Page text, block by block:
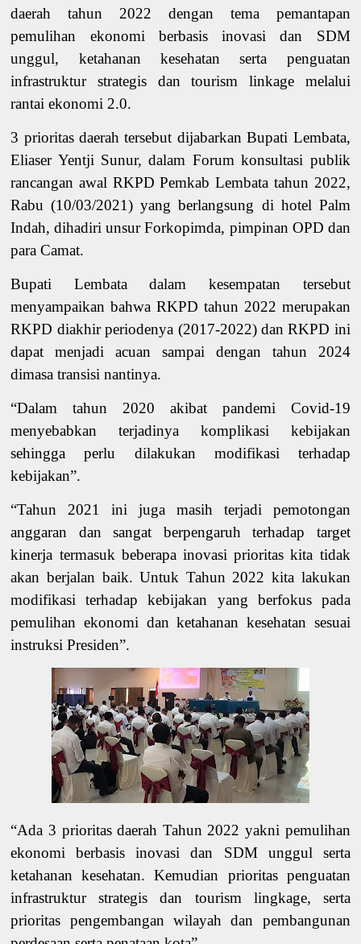
daerah tahun 2022 dengan tema pemantapan
pemulihan ekonomi berbasis inovasi dan SDM
unggul, ketahanan kesehatan serta penguatan
infrastruktur strategis dan tourism linkagemelalui
rantai ekonomi 2.0.
3 prioritas daerah tersebut dijabarkan Bupati Lembata,
Eliaser Yentji Sunur, dalam Forum konsultasi publik
rancangan awal RKPD Pemkab Lembata tahun 2022,
Rabu (10/03/2021) yang berlangsung di hotel Palm
Indah, dihadiri unsur Forkopimda, pimpinan OPD dan
para Camat.
Bupati Lembata dalam kesempatan tersebut
menyampaikan bahwaRKPD tahun 2022 merupakan
RKPD diakhirperiodenya (2017-2022) dan RKPD ini
dapat menjadi acuan sampai dengan tahun 2024
dimasatransisi nantinya.
“Dalam tahun 2020 akibat pandemi Covid-19
menyebabkanterjadinya komplikasi kebijakan
sehinggaperlu dilakukan modifikasi terhadap
kebijakan”.
“Tahun 2021 ini juga masih terjadi pemotongan
anggaran dan sangat berpengaruh terhadap target
kinerja termasuk beberapa inovasi prioritas kita tidak
akan berjalan baik. Untuk Tahun 2022 kita lakukan
modifikasi terhadap kebijakan yang berfokus pada
pemulihan ekonomi dan ketahanan kesehatan sesuai
instruksi Presiden”.
“Ada 3 prioritas daerah Tahun 2022 yakni pemulihan
ekonomi berbasis inovasi dan SDM unggul serta
ketahanan kesehatan. Kemudian prioritas penguatan
infrastruktur strategis dan tourism lingkage, serta
prioritas pengembangan wilayah dan pembangunan